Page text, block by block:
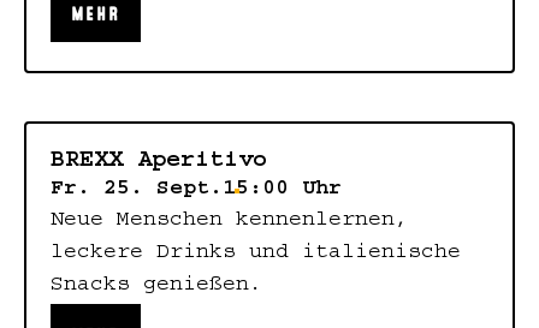
MEHR
BREXX Aperitivo
Fr. 25. Sept. 15:00 Uhr
Neue Menschen kennenlernen,
leckere Drinks und italienische
Snacks genießen.